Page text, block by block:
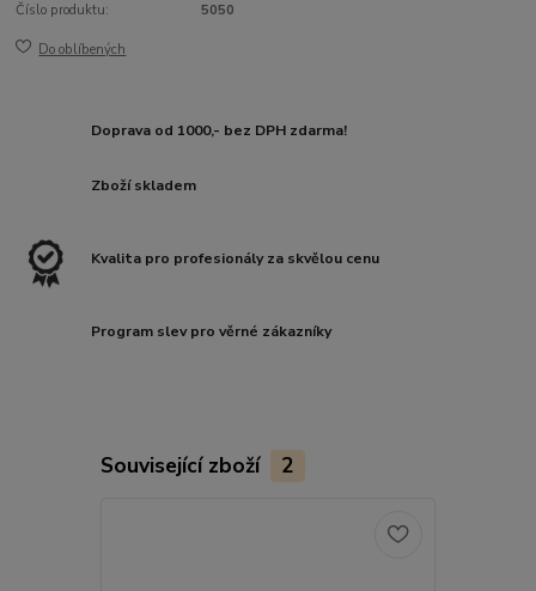
Číslo produktu: 5050
Do oblíbených
Doprava od 1000,- bez DPH zdarma!
Zboží skladem
Kvalita pro profesionály za skvělou cenu
Program slev pro věrné zákazníky
Související zboží 2